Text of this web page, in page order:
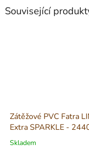
Související
Zátěžové PVC Fatra
Extra SPARKLE -
šíře 2m
Skladem